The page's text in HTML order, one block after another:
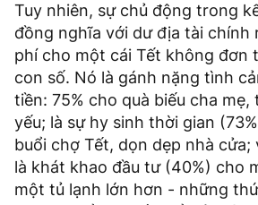
Tuy nhiên, sự chủ động trong
đồng nghĩa với dư địa tài chính
phí cho một cái Tết không đơn
con số. Nó là gánh nặng tình
tiền: 75% cho quà biếu cha
yếu; là sự hy sinh thời gian
buổi chợ Tết, dọn dẹp nhà cửa;
là khát khao đầu tư (40%) cho
một tủ lạnh lớn hơn - những